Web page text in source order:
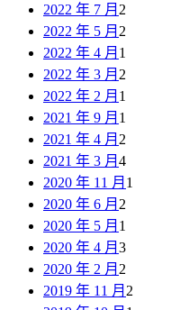
2022 年 7 月 2
2022 年 5 月 2
2022 年 4 月 1
2022 年 3 月 2
2022 年 2 月 1
2021 年 9 月 1
2021 年 4 月 2
2021 年 3 月 4
2020 年 11 月 1
2020 年 6 月 2
2020 年 5 月 1
2020 年 4 月 3
2020 年 2 月 2
2019 年 11 月 2